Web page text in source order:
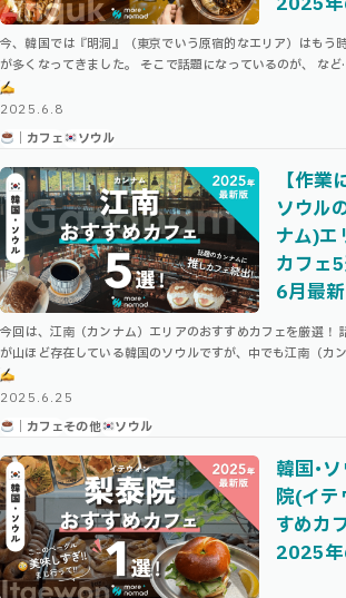
今、韓国では『明洞』（東京でいう原宿的なエリア）はもう
が多くなってきました。 そこで話題になっているのが、 な
のお気に入りは聖水（ソンス）・安国（アンゴク）です！ 本
…
2025.6.8
｜カフェ
ソウル
【作業
ソウル
ナム)エ
カフェ
6月最新
今回は、江南（カンナム）エリアのおすすめカフェを厳選！
が山ほど存在している韓国のソウルですが、中でも江南（カ
広くて作業のしやすいカフェも多く存在しています。 \ ソウ
2025.6.25
｜カフェその他 ソウル
韓国･
院(イ
すめカ
2025